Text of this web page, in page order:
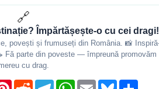
🔗
Împărtășește-o cu cei dragi!
povești și frumuseți din România. 📸
parte din poveste — împreună
cu drag.
PinterestReddit TelegramWhatsApp
Email Bluesky